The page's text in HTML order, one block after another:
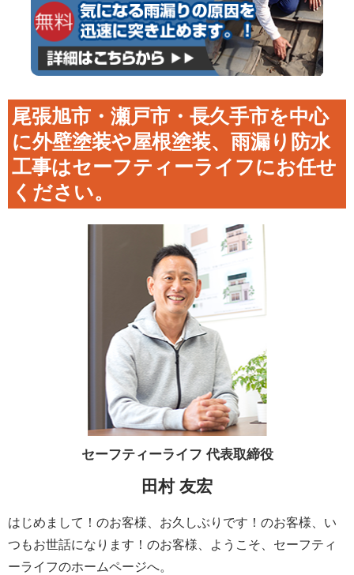
尾張旭市・瀬戸市・長久手市を中心
に外壁塗装や屋根塗装、雨漏り防水
工事はセーフティーライフにお任せ
ください。
セーフティーライフ 代表取締役
田村 友宏
はじめまして！のお客様、お久しぶりです！のお客様、い
つもお世話になります！のお客様、ようこそ、セーフティ
ーライフのホームページへ。